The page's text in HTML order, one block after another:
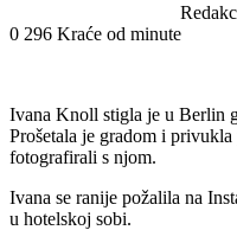
0 296 Kraće od minute
Ivana Knoll stigla je u Berlin
Prošetala je gradom i
fotografirali s njom.
Ivana se ranije požalila na
u hotelskoj sobi.